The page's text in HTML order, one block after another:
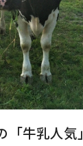
牛乳人気」